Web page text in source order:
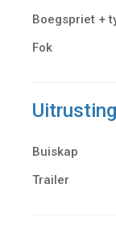
Boegspriet +
Fok
Buiskap
Trailer